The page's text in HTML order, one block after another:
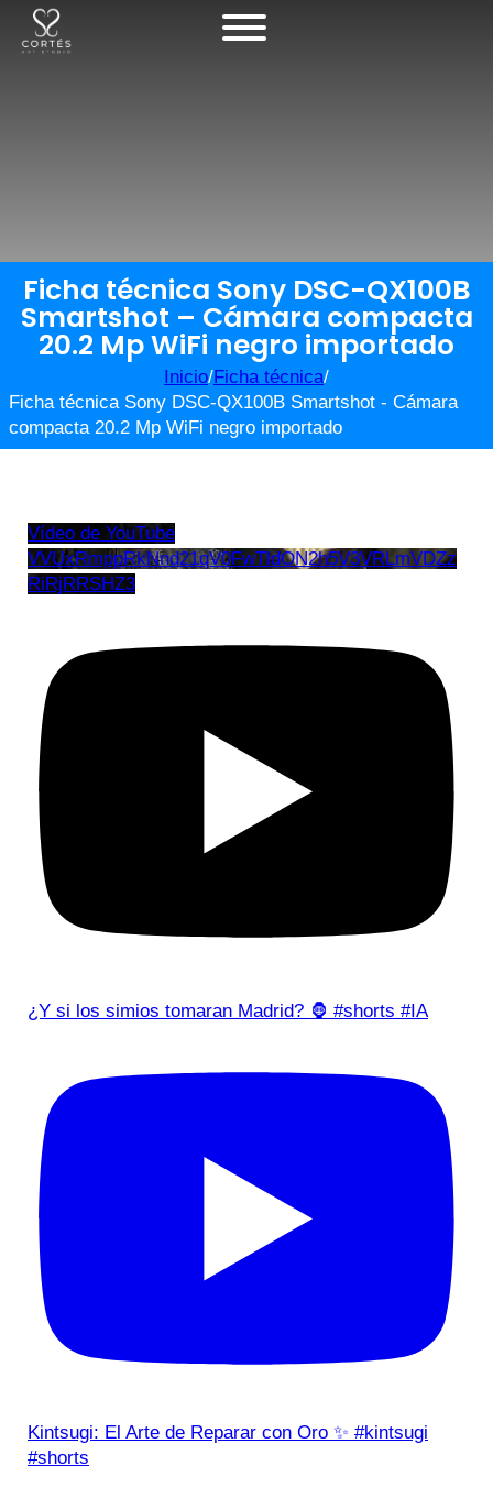
Ficha técnica Sony DSC-QX100B
Smartshot – Cámara compacta
20.2 Mp WiFi negro importado
Inicio/Ficha técnica/
Ficha técnica Sony DSC-QX100B Smartshot - Cámara
compacta 20.2 Mp WiFi negro importado
Vídeo de YouTube
VVUxRmppRkNnd21qV0FwTldON2h5V3VRLmVDZz
RiRjRRSHZ3
¿Y si los simios tomaran Madrid? 🦍 #shorts #IA
Kintsugi: El Arte de Reparar con Oro ✨ #kintsugi
#shorts